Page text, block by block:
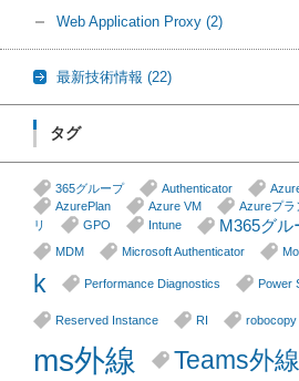
Web Application Proxy (2)
最新技術情報 (22)
タグ
365グループ Authenticator
AzurePlan
Azure VM Azureプラ
リ
GPO Intune M365グル
MDM
Microsoft Authenticator
k
Performance Diagnostics Power
Reserved Instance RI robocopy
ms外線
Teams外